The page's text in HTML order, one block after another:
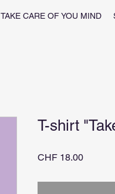
TAKE CARE OF YOU MIND
T-shirt
CHF 18.00Prezzo